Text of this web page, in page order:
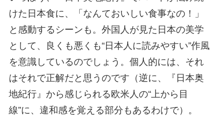
けた日本食に、「なんておいしい食事なの！」
と感動するシーンも。外国人が見た日本の美学
として、良くも悪くも“日本人に読みやすい”作風
を意識しているのでしょう。個人的には、それ
はそれで正解だと思うのです（逆に、『日本奥
地紀行』から感じられる欧米人の“上から目
線”に、違和感を覚える部分もあるわけで）。